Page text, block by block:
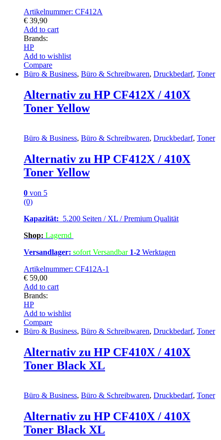
Artikelnummer: CF412A
€ 39,90
Add to cart
Brands:
HP
Add to wishlist
Compare
Büro & Business, Büro & Schreibwaren, Druckbedarf, Toner
Alternativ zu HP CF412X / 410X
Toner Yellow
Büro & Business, Büro & Schreibwaren, Druckbedarf, Toner
Alternativ zu HP CF412X / 410X
Toner Yellow
0 von 5
(0)
Kapazität: 5.200 Seiten / XL / Premium Qualität
Shop: Lagernd
Versandlager: sofort Versandbar 1-2 Werktagen
Artikelnummer: CF412A-1
€ 59,00
Add to cart
Brands:
HP
Add to wishlist
Compare
Büro & Business, Büro & Schreibwaren, Druckbedarf, Toner
Alternativ zu HP CF410X / 410X
Toner Black XL
Büro & Business, Büro & Schreibwaren, Druckbedarf, Toner
Alternativ zu HP CF410X / 410X
Toner Black XL